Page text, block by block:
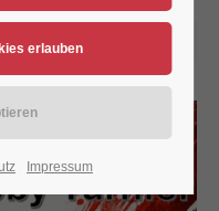
Impressum